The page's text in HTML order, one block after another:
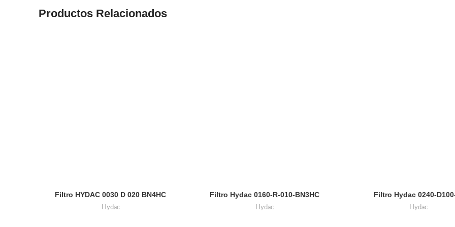
Productos Relacionados
Filtro HYDAC 0030 D 020 BN4HC
Hydac
Filtro Hydac 0160-R-010-BN3HC
Hydac
Filtro Hydac 0240-
Hydac